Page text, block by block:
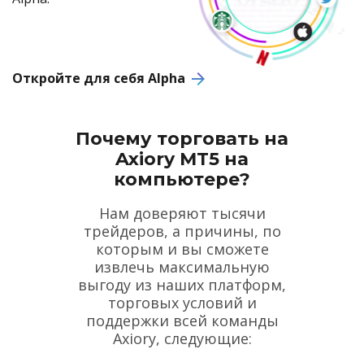
Откройте для себя Alpha
Почему торговать на
Axiory MT5 на
компьютере?
Нам доверяют тысячи
трейдеров, а причины, по
которым и вы сможете
извлечь максимальную
выгоду из наших платформ,
торговых условий и
поддержки всей команды
Axiory, следующие: